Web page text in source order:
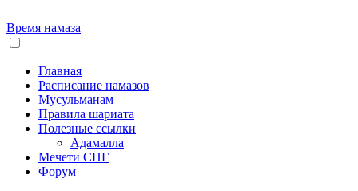
Время намаза
Главная
Расписание намазов
Мусульманам
Правила шариата
Полезные ссылки
Адамалла
Мечети СНГ
Форум